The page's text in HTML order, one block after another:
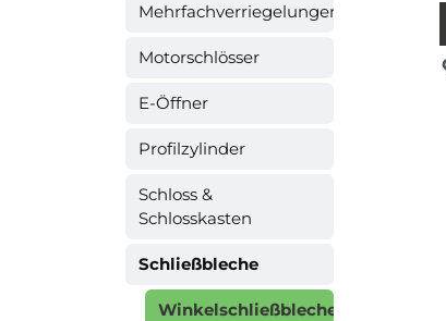
Mehrfachverriegelungen
Motorschlösser
E-Öffner
Profilzylinder
Schloss &
Schlosskasten
Schließbleche
Winkelschließbleche